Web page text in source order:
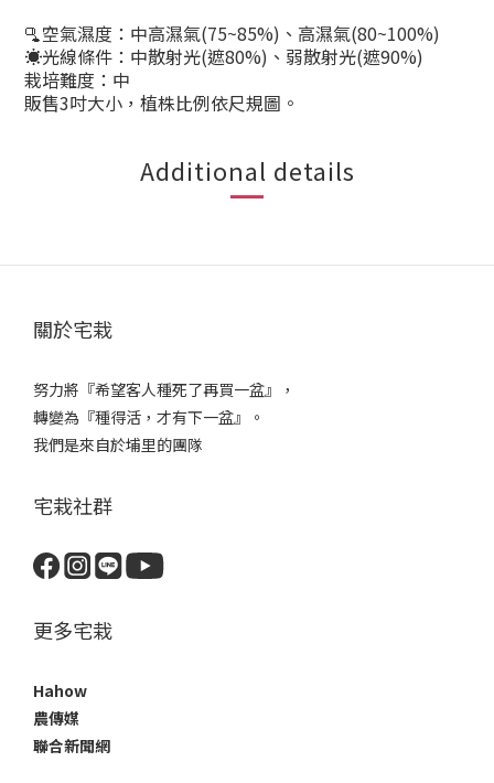
🫗空氣濕度：中高濕氣(75~85%)、高濕氣(80~100%)
☀️光線條件：中散射光(遮80%)、弱散射光(遮90%)
栽培難度：中
販售3吋大小，植株比例依尺規圖。
Additional details
關於宅栽
努力將『希望客人種死了再買一盆』，
轉變為『種得活，才有下一盆』。
我們是來自於埔里的團隊
宅栽社群
更多宅栽
Hahow
農傳媒
聯合新聞網